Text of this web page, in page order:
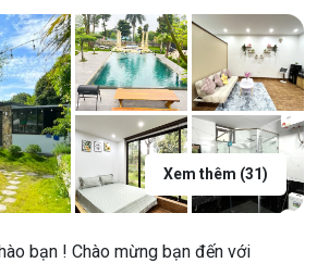
Xem thêm (31)
bạn ! Chào mừng bạn đến với